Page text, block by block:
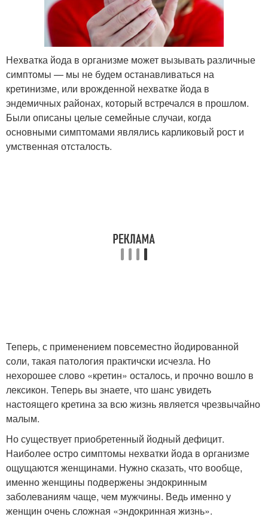
Нехватка йода в организме может вызывать различные
симптомы — мы не будем останавливаться на
кретинизме, или врожденной нехватке йода в
эндемичных районах, который встречался в прошлом.
Были описаны целые семейные случаи, когда
основными симптомами являлись карликовый рост и
умственная отсталость.
Теперь, с применением повсеместно йодированной
соли, такая патология практичски исчезла. Но
нехорошее слово «кретин» осталось, и прочно вошло в
лексикон. Теперь вы знаете, что шанс увидеть
настоящего кретина за всю жизнь является чрезвычайно
малым.
Но существует приобретенный йодный дефицит.
Наиболее остро симптомы нехватки йода в организме
ощущаются женщинами. Нужно сказать, что вообще,
именно женщины подвержены эндокринным
заболеваниям чаще, чем мужчины. Ведь именно у
женщин очень сложная «эндокринная жизнь».